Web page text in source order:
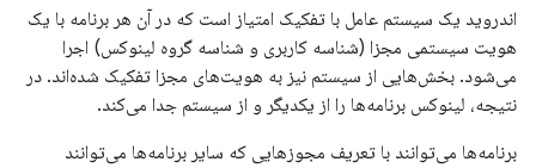
اندروید یک سیستم عامل با تفکیک امتیاز است که در آن هر برنامه با یک
هویت سیستمی مجزا (شناسه کاربری و شناسه گروه لینوکس) اجرا
می‌شود. بخش‌هایی از سیستم نیز به هویت‌های مجزا تفکیک شده‌اند. در
نتیجه، لینوکس برنامه‌ها را از یکدیگر و از سیستم جدا می‌کند.
برنامه‌ها می‌توانند با تعریف مجوزهایی که سایر برنامه‌ها می‌توانند